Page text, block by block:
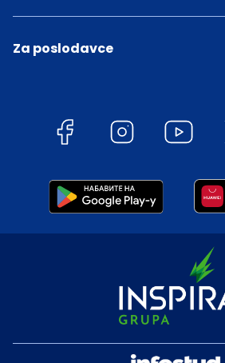
Za poslodavce